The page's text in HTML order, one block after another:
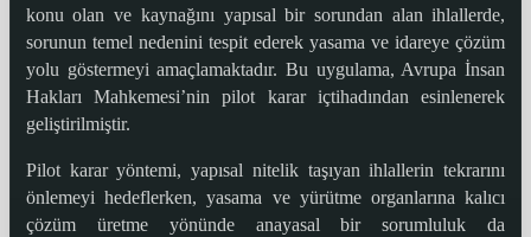
konu olan ve kaynağını yapısal bir sorundan alan ihlallerde,
sorunun temel nedenini tespit ederek yasama ve idareye çözüm
yolu göstermeyi amaçlamaktadır. Bu uygulama, Avrupa İnsan
Hakları Mahkemesi’nin pilot karar içtihadından esinlenerek
geliştirilmiştir.
Pilot karar yöntemi, yapısal nitelik taşıyan ihlallerin tekrarını
önlemeyi hedeflerken, yasama ve yürütme organlarına kalıcı
çözüm üretme yönünde anayasal bir sorumluluk da